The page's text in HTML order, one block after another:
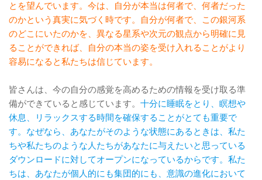
とを望んでいます。今は、自分が本当は何者で、何者だった
のかという真実に気づく時です。自分が何者で、この銀河系
のどこにいたのかを、異なる星系や次元の観点から明確に見
ることができれば、自分の本当の姿を受け入れることがより
容易になると私たちは信じています。
皆さんは、今の自分の感覚を高めるための情報を受け取る準
備ができていると感じています。 十分に睡眠をとり、瞑想や
休息、リラックスする時間を確保することがとても重要で
す。なぜなら、あなたがそのような状態にあるときは、私た
ちや私たちのような人たちがあなたに与えたいと思っている
ダウンロードに対してオープンになっているからです。私た
ちは、あなたが個人的にも集団的にも、意識の進化において